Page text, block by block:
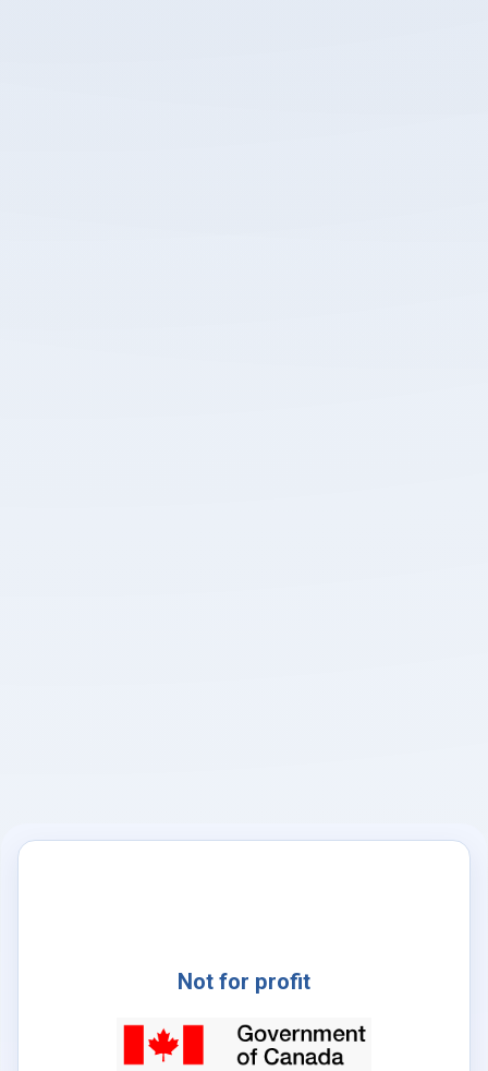
Not for profit